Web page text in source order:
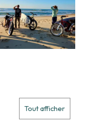
Tout afficher